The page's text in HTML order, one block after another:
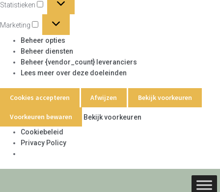
Statistieken
Marketing
Marketing
Beheer opties
Beheer diensten
Beheer {vendor_count} leveranciers
Lees meer over deze doeleinden
Cookies accepteren Afwijzen Bekijk voorkeuren
Voorkeuren bewaren
Bekijk voorkeuren
Cookiebeleid
Privacy Policy
Ga
door
Ga
naar